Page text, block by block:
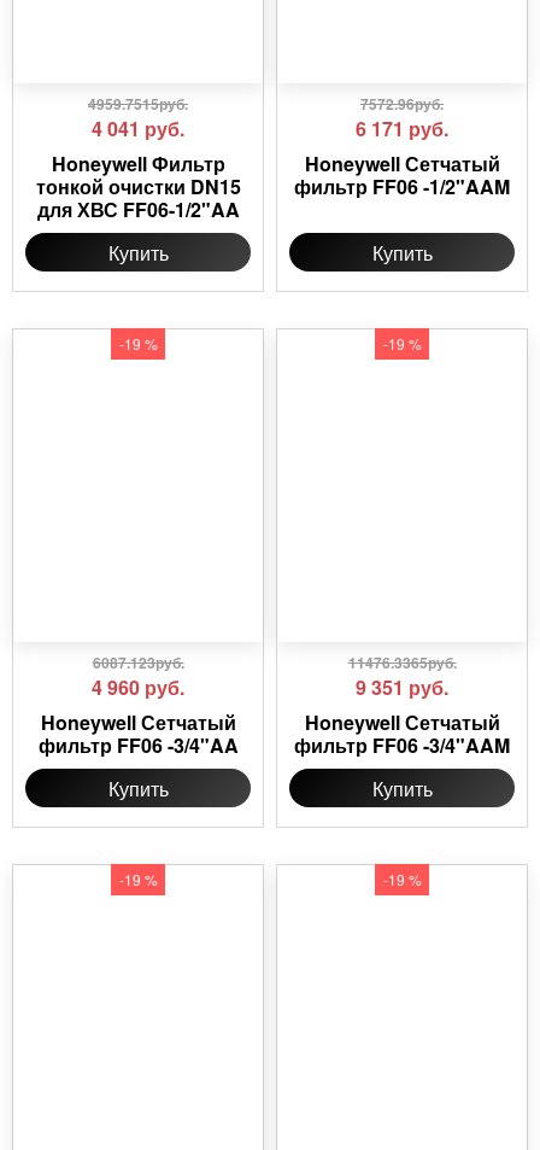
4959.7515руб.
4 041 руб.
Honeywell Фильтр
тонкой очистки DN15
для ХВС FF06-1/2"AA
Купить
7572.96руб.
6 171 руб.
Honeywell Сетчатый
фильтр FF06 -1/2"AAM
Купить
-19 %
6087.123руб.
4 960 руб.
Honeywell Сетчатый
фильтр FF06 -3/4"AA
Купить
-19 %
11476.3365руб.
9 351 руб.
Honeywell Сетчатый
фильтр FF06 -3/4"AAM
Купить
-19 % -19 %